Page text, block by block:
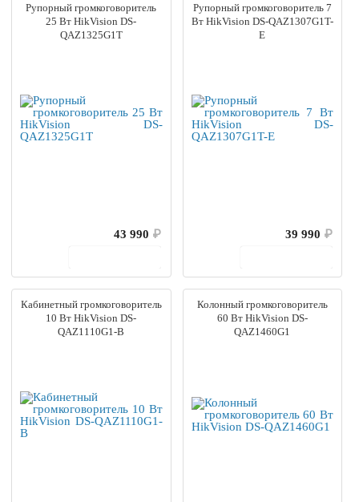
Рупорный громкоговоритель
25 Вт HikVision DS-
QAZ1325G1T
43 990 ₽
Рупорный громкоговоритель 7
Вт HikVision DS-QAZ1307G1T-
E
39 990 ₽
Кабинетный громкоговоритель
10 Вт HikVision DS-
QAZ1110G1-B
Колонный громкоговоритель
60 Вт HikVision DS-
QAZ1460G1